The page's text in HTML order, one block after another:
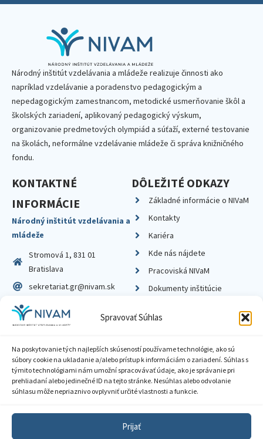
Spravovať Súhlas
Na poskytovanie tých najlepších skúseností používame technológie, ako sú
súbory cookie na ukladanie a/alebo prístup k informáciám o zariadení. Súhlas s
týmito technológiami nám umožní spracovávať údaje, ako je správanie pri
prehliadaní alebo jedinečné ID na tejto stránke. Nesúhlas alebo odvolanie
súhlasu môže nepriaznivo ovplyvniť určité vlastnosti a funkcie.
Prijať
Národný inštitút vzdelávania a mládeže realizuje činnosti ako
napríklad vzdelávanie a poradenstvo pedagogickým a
nepedagogickým zamestnancom, metodické usmerňovanie škôl a
školských zariadení, aplikovaný pedagogický výskum,
organizovanie predmetových olympiád a súťaží, externé testovanie
na školách, neformálne vzdelávanie mládeže či správa knižničného
fondu.
KONTAKTNÉ
INFORMÁCIE
Národný inštitút vzdelávania a
mládeže
Stromová 1, 831 01
Bratislava
sekretariat.gr@nivam.sk
IČO: 00164348
DIČ: 2020798714
DÔLEŽITÉ ODKAZY
Základné informácie o NIVaM
Kontakty
Kariéra
Kde nás nájdete
Pracoviská NIVaM
Dokumenty inštitúcie
Zásady ochrany súkromia
Sprístupnenie informácií